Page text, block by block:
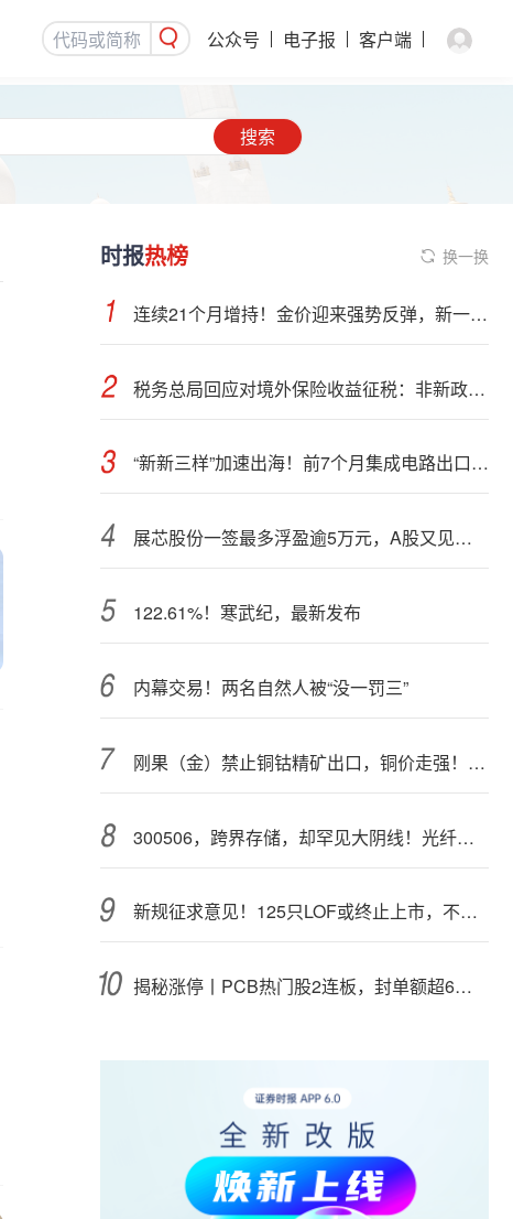
公众号 电子报 客户端
搜索
时报热榜 换一换
连续21个月增持！金价迎来强势反弹，新一轮上行窗口开启？
税务总局回应对境外保险收益征税：非新政策，无需过度解读
“新新三样”加速出海！前7个月集成电路出口额接近翻倍
展芯股份一签最多浮盈逾5万元，A股又见肉签
122.61%！寒武纪，最新发布
内幕交易！两名自然人被“没一罚三”
刚果（金）禁止铜钴精矿出口，铜价走强！多家公司最新回应
300506，跨界存储，却罕见大阴线！光纤需求激增，稀土细分原料，火了
新规征求意见！125只LOF或终止上市，不影响基金正常投资运作
揭秘涨停丨PCB热门股2连板，封单额超6亿元